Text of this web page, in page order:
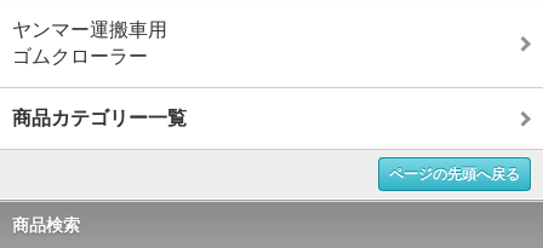
ヤンマー運搬車用
ゴムクローラー
商品カテゴリー一覧
ページの先頭へ戻る
商品検索